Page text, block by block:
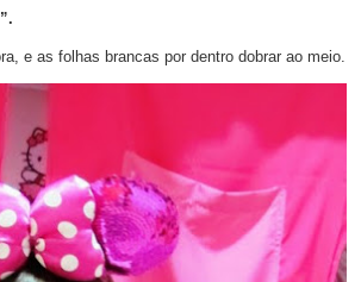
e as folhas brancas por dentro dobrar ao meio.